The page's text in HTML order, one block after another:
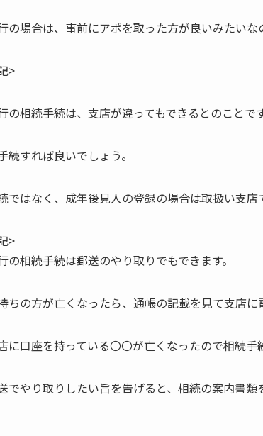
の場合は、事前にアポを取った方が良いみたいな
>
の相続手続は、支店が違ってもできるとのことです
続すれば良いでしょう。
ではなく、成年後見人の登録の場合は取扱い支店
>
の相続手続は郵送のやり取りでもできます。
ちの方が亡くなったら、通帳の記載を見て支店に
に口座を持っている〇〇が亡くなったので相続手
でやり取りしたい旨を告げると、相続の案内書類